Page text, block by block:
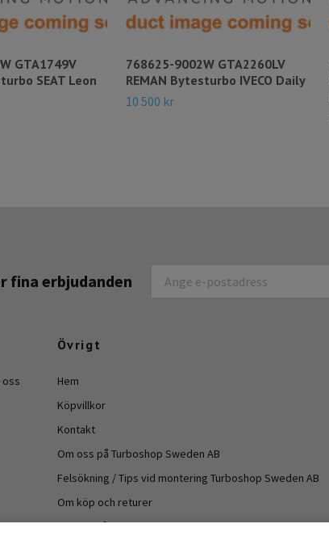
GTA1749V
SEAT Leon
768625-9002W GTA2260LV
REMAN Bytesturbo IVECO Daily
10 500 kr
fina erbjudanden
oss
Övrigt
Hem
Köpvillkor
Kontakt
Om oss på Turboshop Sweden AB
Felsökning / Tips vid montering Turboshop Sweden AB
Om köp och returer
Vanliga frågor